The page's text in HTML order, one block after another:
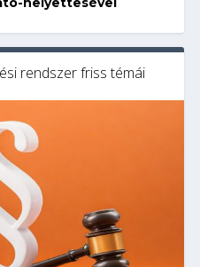
rendszer friss témái